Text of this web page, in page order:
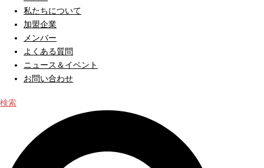
私たちについて
加盟企業
メンバー
よくある質問
ニュース＆イベント
お問い合わせ
検索